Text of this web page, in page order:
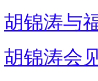
胡锦涛与
胡锦涛会